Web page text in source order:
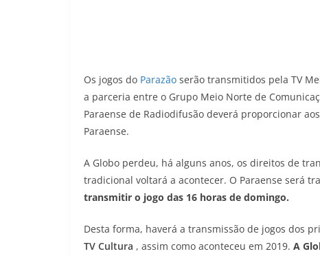
Os jogos do Parazão serão transmitidos pela TV
a parceria entre o Grupo Meio Norte de
Paraense de Radiodifusão deverá proporcionar
Paraense.
A Globo perdeu, há alguns anos, os direitos de
tradicional voltará a acontecer. O Paraense será
transmitir o jogo das 16 horas de domingo.
Desta forma, haverá a transmissão de jogos dos
TV Cultura , assim como aconteceu em 2019. A